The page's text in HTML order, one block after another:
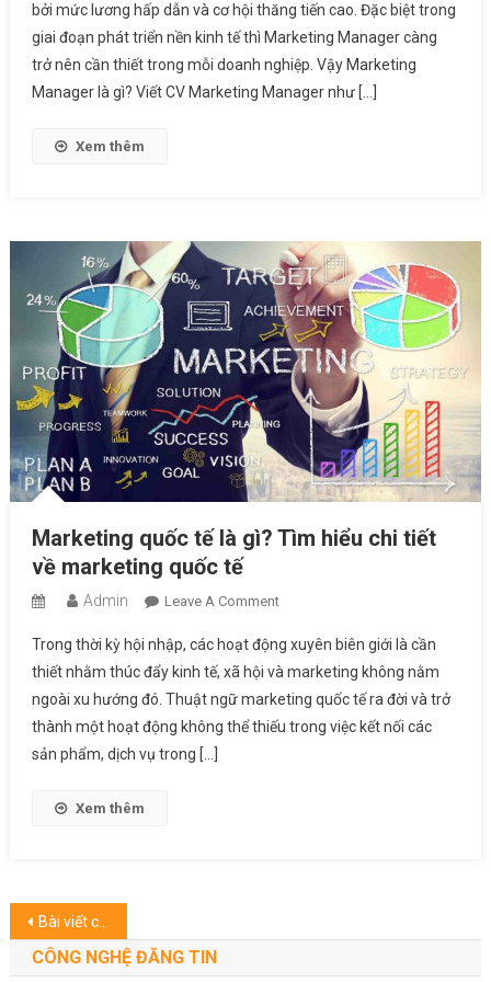
Là
Gì?
Lưu
Ý
bởi mức lương hấp dẫn và cơ hội thăng tiến cao. Đặc biệt trong
giai đoạn phát triển nền kinh tế thì Marketing Manager càng
trở nên cần thiết trong mỗi doanh nghiệp. Vậy Marketing
Manager là gì? Viết CV Marketing Manager như […]
Xem thêm
Marketing quốc tế là gì? Tìm hiểu chi tiết
về marketing quốc tế
Admin Leave A CommentOn
Quốc
Tế
Là
Gì?
Trong thời kỳ hội nhập, các hoạt động xuyên biên giới là cần
thiết nhằm thúc đẩy kinh tế, xã hội và marketing không nằm
ngoài xu hướng đó. Thuật ngữ marketing quốc tế ra đời và trở
thành một hoạt động không thể thiếu trong việc kết nối các
sản phẩm, dịch vụ trong […]
Xem thêm
Điều
hướng
Bài viết cũ hơn
CÔNG NGHỆ ĐĂNG TIN